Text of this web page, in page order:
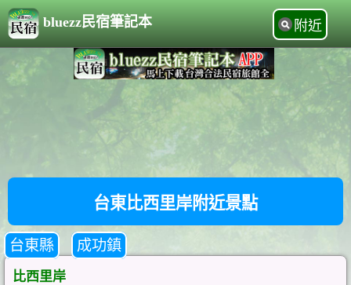
bluezz民宿筆記本 附近
台東比西里岸附近景點
台東縣 成功鎮
比西里岸